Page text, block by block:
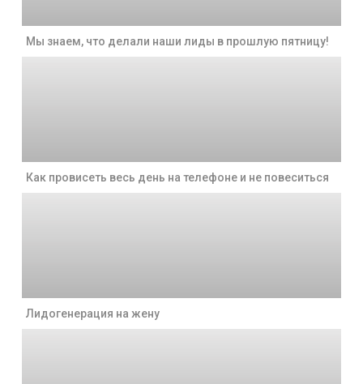
Мы знаем, что делали наши лиды в прошлую пятницу!
Как провисеть весь день на телефоне и не повеситься
Лидогенерация на жену